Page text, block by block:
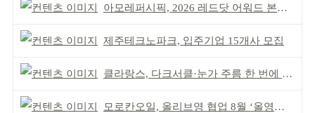
아모레퍼시픽, 2026 레드닷 어워드 본상 2개 수상
제주테크노파크, 입주기업 15개사 모집
클라랑스, 다크서클·눈가 주름 한 번에 더블 케어
모로칸오일, 올리브영 협업 8월 ‘올영픽’ 선정